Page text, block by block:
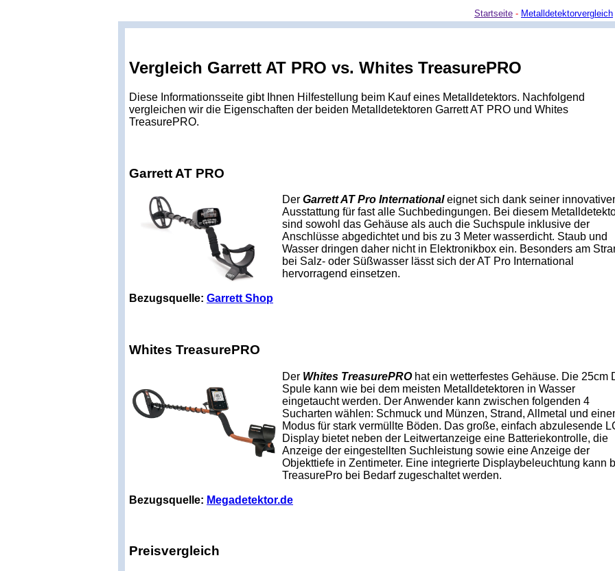
Startseite - Metalldetektorvergleich
Vergleich Garrett AT PRO vs. Whites TreasurePRO
Diese Informationsseite gibt Ihnen Hilfestellung beim Kauf eines Metalldetektors. Nachfolgend
vergleichen wir die Eigenschaften der beiden Metalldetektoren Garrett AT PRO und Whites
TreasurePRO.
Garrett AT PRO
Der Garrett AT Pro Internationaleignet sich dank seiner
Ausstattung für fast alle Suchbedingungen. Bei diesem
sind sowohl das Gehäuse als auch die Suchspule inklusive der
Anschlüsse abgedichtet und bis zu 3 Meter wasserdicht. Staub und
Wasser dringen daher nicht in Elektronikbox ein. Besonders am
bei Salz- oder Süßwasser lässt sich der AT Pro International
hervorragend einsetzen.
Bezugsquelle: Garrett Shop
Whites TreasurePRO
Der Whites TreasurePROhat ein wetterfestes Gehäuse. Die 25cm
Spule kann wie bei dem meisten Metalldetektoren in Wasser
eingetaucht werden. Der Anwender kann zwischen folgenden 4
Sucharten wählen: Schmuck und Münzen, Strand, Allmetal und
Modus für stark vermüllte Böden. Das große, einfach abzulesende
Display bietet neben der Leitwertanzeige eine Batteriekontrolle, die
Anzeige der eingestellten Suchleistung sowie eine Anzeige der
Objekttiefe in Zentimeter. Eine integrierte Displaybeleuchtung kann
TreasurePro bei Bedarf zugeschaltet werden.
Bezugsquelle: Megadetektor.de
Preisvergleich